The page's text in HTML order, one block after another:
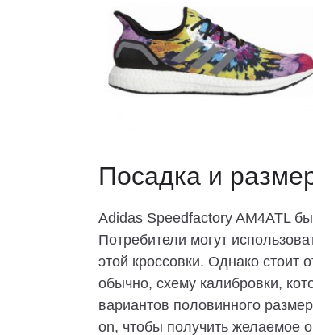
Посадка и
Adidas Speedfactory AM4ATL
Потребители могут
этой кроссовки. Однако
обычно, схему калибровки,
вариантов половинного
on, чтобы получить желаемое